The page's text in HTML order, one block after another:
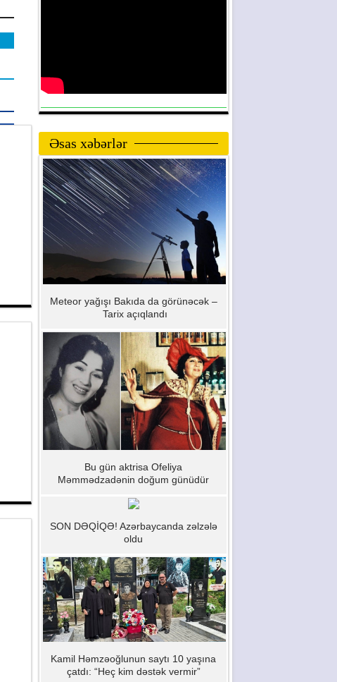
Əsas xəbərlər
Meteor yağışı Bakıda da görünəcək –
Tarix açıqlandı
Bu gün aktrisa Ofeliya
Məmmədzadənin doğum günüdür
SON DƏQİQƏ! Azərbaycanda zəlzələ
oldu
Kamil Həmzəoğlunun saytı 10 yaşına
çatdı: “Heç kim dəstək vermir”